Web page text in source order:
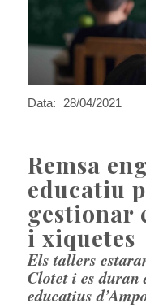
Data: 28/04/2021
Remsa
educatiu
gestionar
i xiquetes
Els tallers
Clotet i es duran
educatius